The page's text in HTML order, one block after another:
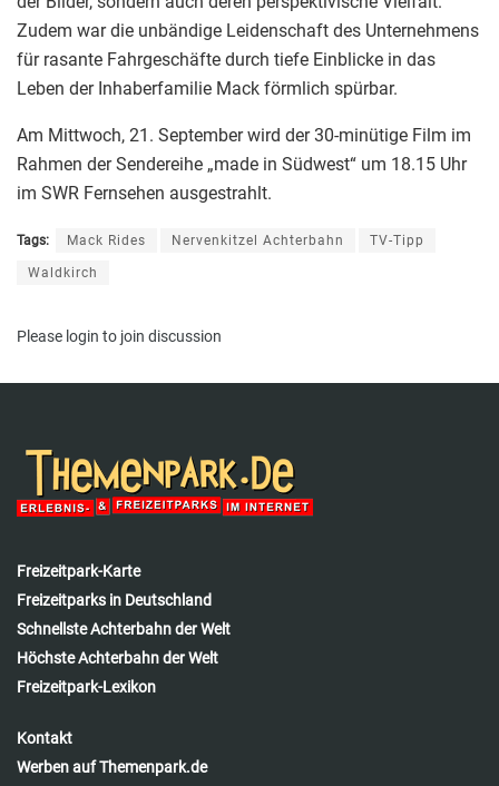
Zudem war die unbändige Leidenschaft des Unternehmens
für rasante Fahrgeschäfte durch tiefe Einblicke in das
Leben der Inhaberfamilie Mack förmlich spürbar.
Am Mittwoch, 21. September wird der 30-minütige Film im
Rahmen der Sendereihe „made in Südwest“ um 18.15 Uhr
im SWR Fernsehen ausgestrahlt.
Tags: Mack Rides Nervenkitzel Achterbahn TV-Tipp
Waldkirch
Please login to join discussion
Freizeitpark-Karte
Freizeitparks in Deutschland
Schnellste Achterbahn der Welt
Höchste Achterbahn der Welt
Freizeitpark-Lexikon
Kontakt
Werben auf Themenpark.de